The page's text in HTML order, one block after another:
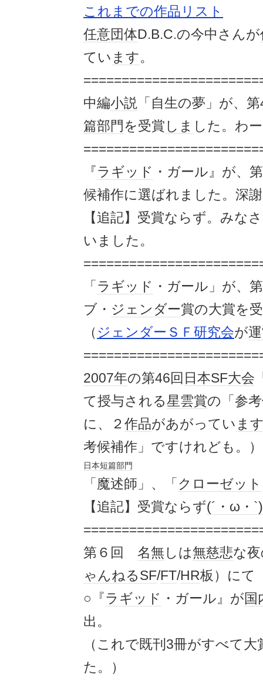
これまでの作品リスト
任意団体D.B.C.の今中さんが
てい ます。
中編小説 「自生の夢」が、
篇部門を受賞 しま した。わ
『ラギッド ・ガール』が、第
候補作に選ばれました。深
【追記】受賞ならず。みな
いました。
「 ラギッド ・ガール」が、
ブ・ ジェンダー賞の大賞を
（ジェンダーＳＦ研究会が
2007年の第46回 日本SF大会
て授与される星雲賞の「参
に、２ 作品があがってい ま
考候補作」ですけれども。）
日本短篇部門
「魔述師」、「 クローゼット
【追記】受賞ならず(´・ω・`)
第６回 名無 しは無慈悲な
ゃんねるSF/FT/HR板）にて
○『ラギッド ・ガール』が国
出。
（これで既刊3冊がすべて大
た。）